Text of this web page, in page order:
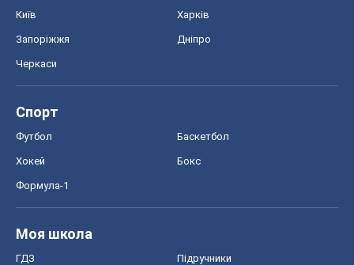
Київ Харків
Запоріжжя Дніпро
Черкаси
Спорт
Футбол Баскетбол
Хокей Бокс
Формула-1
Моя школа
ГДЗ Підручники